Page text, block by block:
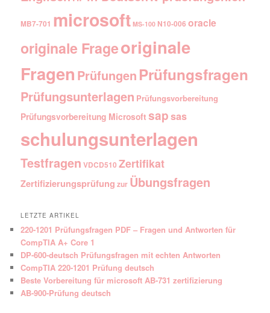
MB7-701 microsoft MS-100 N10-006 oracle
originale Frageoriginale
Fragen Prüfungen Prüfungsfragen
Prüfungsunterlagen Prüfungsvorbereitung
Prüfungsvorbereitung Microsoft sapsas
schulungsunterlagen
Testfragen VDCD510 Zertifikat
Zertifizierungsprüfung zur Übungsfragen
LETZTE ARTIKEL
220-1201 Prüfungsfragen PDF – Fragen und Antworten für
CompTIA A+ Core 1
DP-600-deutsch Prüfungsfragen mit echten Antworten
CompTIA 220-1201 Prüfung deutsch
Beste Vorbereitung für microsoft AB-731 zertifizierung
AB-900-Prüfung deutsch